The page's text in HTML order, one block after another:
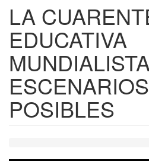
LA
EDUCATIVA
ESCENARIOS
POSIBLES